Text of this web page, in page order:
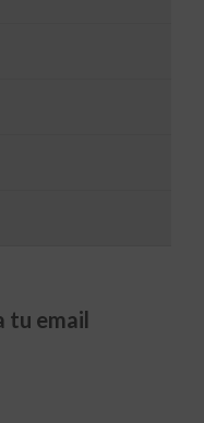
tu email